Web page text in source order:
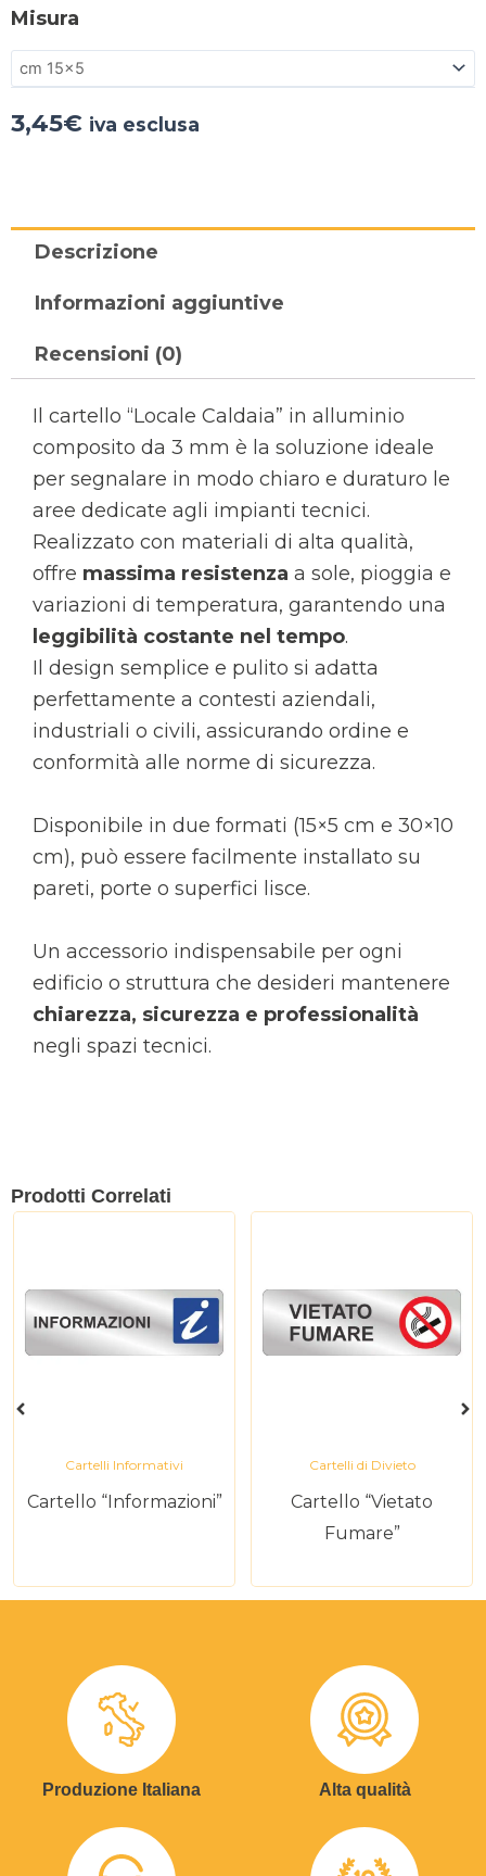
Misura
3,45€ iva esclusa
Descrizione
Informazioni aggiuntive
Recensioni (0)
Il cartello “Locale Caldaia” in alluminio
composito da 3 mm è la soluzione ideale
per segnalare in modo chiaro e duraturo le
aree dedicate agli impianti tecnici.
Realizzato con materiali di alta qualità,
offre massima resistenza a sole, pioggia e
variazioni di temperatura, garantendo una
leggibilità costante nel tempo.
Il design semplice e pulito si adatta
perfettamente a contesti aziendali,
industriali o civili, assicurando ordine e
conformità alle norme di sicurezza.
Disponibile in due formati (15×5 cm e 30×10
cm), può essere facilmente installato su
pareti, porte o superfici lisce.
Un accessorio indispensabile per ogni
edificio o struttura che desideri mantenere
chiarezza, sicurezza e professionalità
negli spazi tecnici.
Prodotti Correlati
Cartelli Informativi
Cartello “Informazioni”
Cartelli di Divieto
Cartello “Vietato
Fumare”
Produzione Italiana Alta qualità